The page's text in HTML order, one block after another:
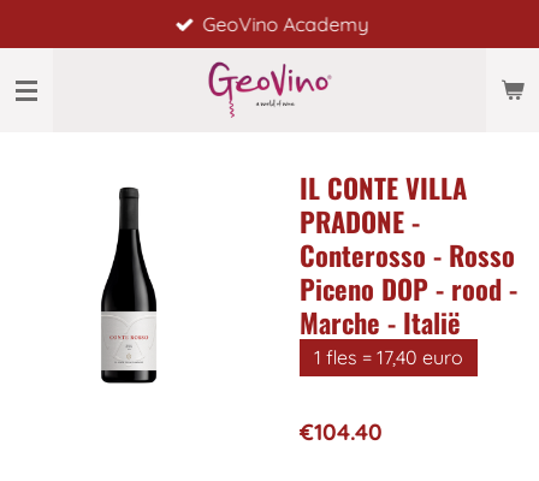
to
main
GeoVino Academy
IL CONTE VILLA
PRADONE -
Conterosso - Rosso
Piceno DOP - rood -
Marche - Italië
1 fles = 17,40 euro
€104.40